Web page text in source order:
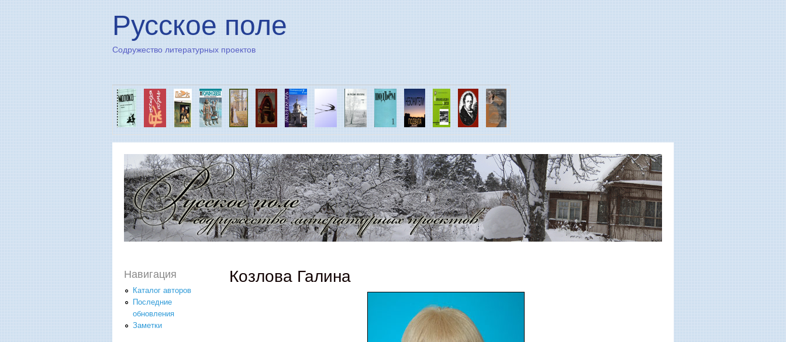
Русское поле
Содружество литературных проектов
Козлова Галина
Навигация
Каталог авторов
Последние
обновления
Заметки